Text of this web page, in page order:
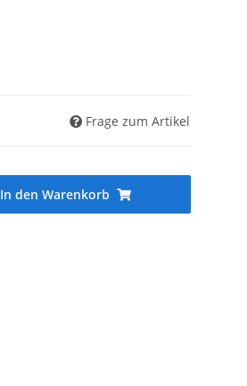
Frage zum Artikel
In den Warenkorb